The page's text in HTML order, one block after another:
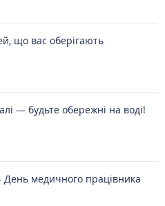
що вас оберігають
— будьте обережні на воді!
медичного працівника